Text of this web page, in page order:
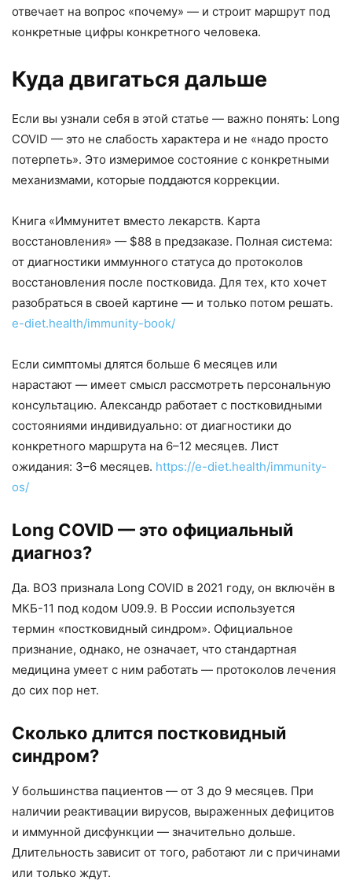
отвечает на вопрос «почему» — и строит маршрут под
конкретные цифры конкретного человека.
Куда двигаться дальше
Если вы узнали себя в этой статье — важно понять: Long
COVID — это не слабость характера и не «надо просто
потерпеть». Это измеримое состояние с конкретными
механизмами, которые поддаются коррекции.
Книга «Иммунитет вместо лекарств. Карта
восстановления» — $88 в предзаказе. Полная система:
от диагностики иммунного статуса до протоколов
восстановления после постковида. Для тех, кто хочет
разобраться в своей картине — и только потом решать.
e-diet.health/immunity-book/
Если симптомы длятся больше 6 месяцев или
нарастают — имеет смысл рассмотреть персональную
консультацию. Александр работает с постковидными
состояниями индивидуально: от диагностики до
конкретного маршрута на 6–12 месяцев. Лист
ожидания: 3–6 месяцев. https://e-diet.health/immunity-
os/
Long COVID — это официальный
диагноз?
Да. ВОЗ признала Long COVID в 2021 году, он включён в
МКБ-11 под кодом U09.9. В России используется
термин «постковидный синдром». Официальное
признание, однако, не означает, что стандартная
медицина умеет с ним работать — протоколов лечения
до сих пор нет.
Сколько длится постковидный
синдром?
У большинства пациентов — от 3 до 9 месяцев. При
наличии реактивации вирусов, выраженных дефицитов
и иммунной дисфункции — значительно дольше.
Длительность зависит от того, работают ли с причинами
или только ждут.